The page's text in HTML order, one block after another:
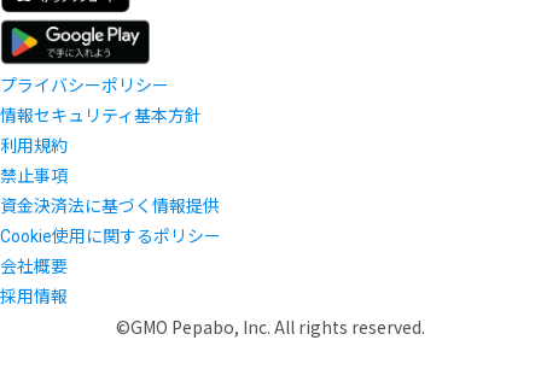
プライバシーポリシー
情報セキュリティ基本方針
利用規約
禁止事項
資金決済法に基づく情報提供
Cookie使用に関するポリシー
会社概要
採用情報
©GMO Pepabo, Inc. All rights reserved.